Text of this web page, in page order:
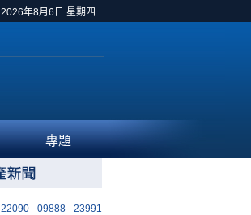
2026年8月6日 星期四
專題
22090 09888 23991